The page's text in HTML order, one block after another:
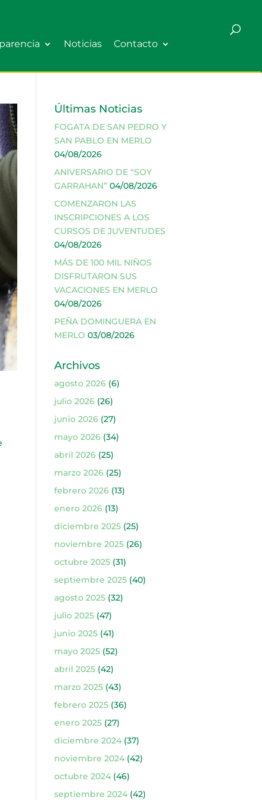
Noticias Contacto
Últimas Noticias
FOGATA DE SAN PEDRO Y
SAN PABLO EN MERLO
04/08/2026
ANIVERSARIO DE “SOY
GARRAHAN” 04/08/2026
COMENZARON LAS
INSCRIPCIONES A LOS
CURSOS DE JUVENTUDES
04/08/2026
MÁS DE 100 MIL NIÑOS
DISFRUTARON SUS
VACACIONES EN MERLO
04/08/2026
PEÑA DOMINGUERA EN
MERLO 03/08/2026
Archivos
agosto 2026(6)
julio 2026(26)
junio 2026(27)
mayo 2026(34)
abril 2026(25)
marzo 2026(25)
febrero 2026(13)
enero 2026(13)
diciembre 2025(25)
noviembre 2025(26)
octubre 2025(31)
septiembre 2025(40)
agosto 2025(32)
julio 2025(47)
junio 2025(41)
mayo 2025(52)
abril 2025(42)
marzo 2025(43)
febrero 2025(36)
enero 2025(27)
diciembre 2024(37)
noviembre 2024(42)
octubre 2024(46)
septiembre 2024(42)